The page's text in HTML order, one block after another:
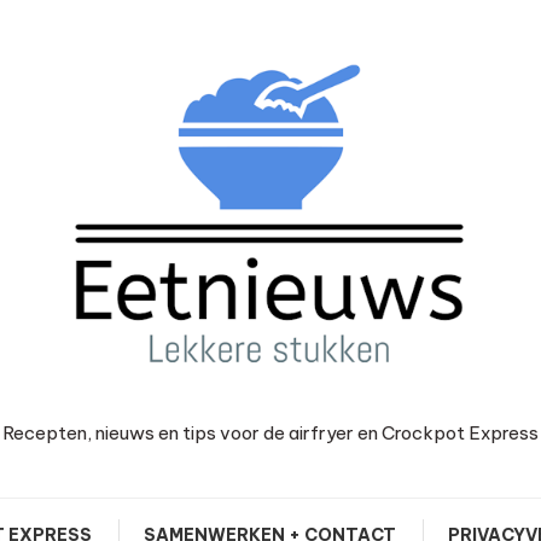
Recepten, nieuws en tips voor de airfryer en Crockpot Express
EXPRESS SAMENWERKEN + CONTACT